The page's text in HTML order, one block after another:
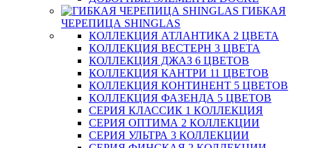
ГИБКАЯ
ЧЕРЕПИЦА SHINGLAS
КОЛЛЕКЦИЯ АТЛАНТИКА 2 ЦВЕТА
КОЛЛЕКЦИЯ ВЕСТЕРН 3 ЦВЕТА
КОЛЛЕКЦИЯ ДЖАЗ 6 ЦВЕТОВ
КОЛЛЕКЦИЯ КАНТРИ 11 ЦВЕТОВ
КОЛЛЕКЦИЯ КОНТИНЕНТ 5 ЦВЕТОВ
КОЛЛЕКЦИЯ ФАЗЕНДА 5 ЦВЕТОВ
СЕРИЯ КЛАССИК 1 КОЛЛЕКЦИЯ
СЕРИЯ ОПТИМА 2 КОЛЛЕКЦИИ
СЕРИЯ УЛЬТРА 3 КОЛЛЕКЦИИ